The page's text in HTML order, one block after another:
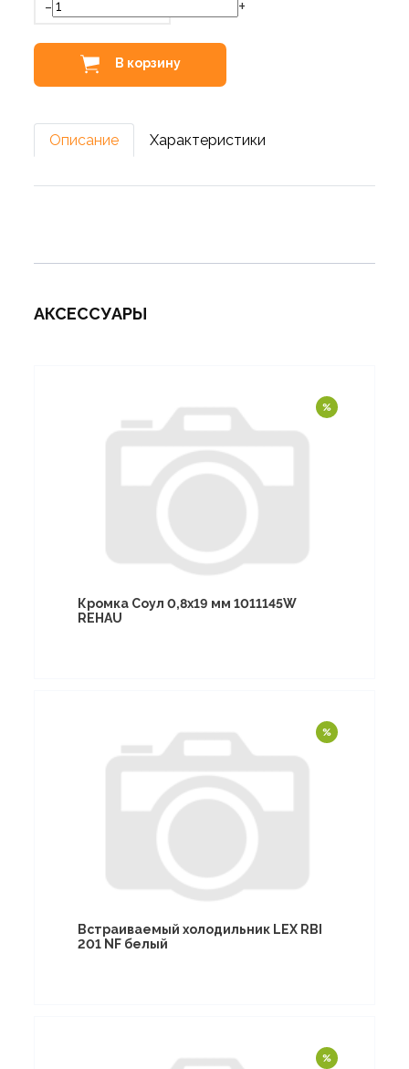
- +
В корзину
Описание Характеристики
АКСЕССУАРЫ
Кромка Соул 0,8х19 мм 1011145W
REHAU
Встраиваемый холодильник LEX RBI
201 NF белый